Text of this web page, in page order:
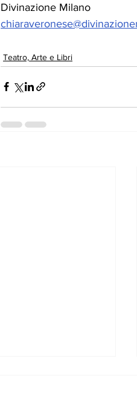
Divinazione Milano
Teatro, Arte e Libri